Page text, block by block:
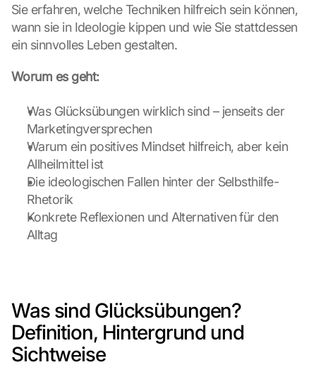
Sie erfahren, welche Techniken hilfreich sein können,
wann sie in Ideologie kippen und wie Sie stattdessen
ein sinnvolles Leben gestalten.
Worum es geht:
Was Glücksübungen wirklich sind – jenseits der
Marketingversprechen
Warum ein positives Mindset hilfreich, aber kein
Allheilmittel ist
Die ideologischen Fallen hinter der Selbsthilfe-
Rhetorik
Konkrete Reflexionen und Alternativen für den
Alltag
Was sind Glücksübungen?
Definition, Hintergrund und
Sichtweise